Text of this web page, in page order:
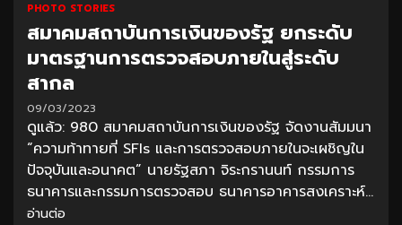
PHOTO STORIES
สมาคมสถาบันการเงินของรัฐ ยกระดับ
มาตรฐานการตรวจสอบภายในสู่ระดับ
สากล
09/03/2023
ดูแล้ว: 980 สมาคมสถาบันการเงินของรัฐ จัดงานสัมมนา
“ความท้าทายที่ SFIs และการตรวจสอบภายในจะเผชิญใน
ปัจจุบันและอนาคต” นายรัฐสภา จิระกรานนท์ กรรมการ
ธนาคารและกรรมการตรวจสอบ ธนาคารอาคารสงเคราะห์...
อ่านต่อ